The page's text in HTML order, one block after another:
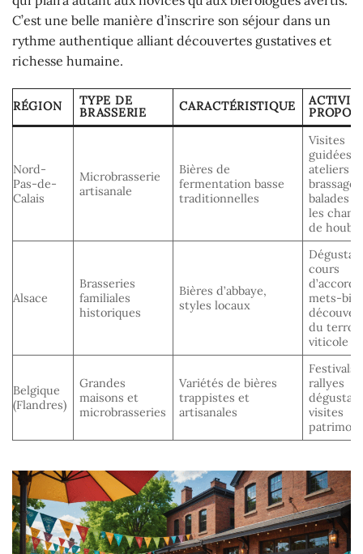
C’est une belle manière d’inscrire son séjour dans un
rythme authentique alliant découvertes gustatives et
richesse humaine.
RÉGION
TYPE DE
BRASSERIE
CARACTÉRISTIQUE
Nord-
Pas-de-
Calais
Microbrasserie
artisanale
Bières de
fermentation basse
traditionnelles
Visites
guidées,
ateliers
brassage,
balades
les
de
Alsace
Brasseries
familiales
historiques
Bières d’abbaye,
styles locaux
cours
d’accords
mets-
du terroir
viticole
Belgique
(Flandres)
Grandes
maisons et
microbrasseries
Variétés de bières
trappistes et
artisanales
Festivals,
rallyes
visites